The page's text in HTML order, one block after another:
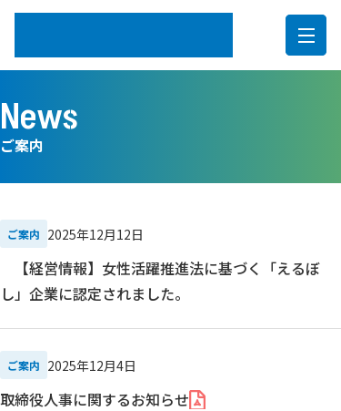
容
を
ス
キ
プ
News
ご案内
ご案内 2025年12月12日
【経営情報】女性活躍推進法に基づく「えるぼ
し」企業に認定されました。
ご案内 2025年12月4日
取締役人事に関するお知らせ